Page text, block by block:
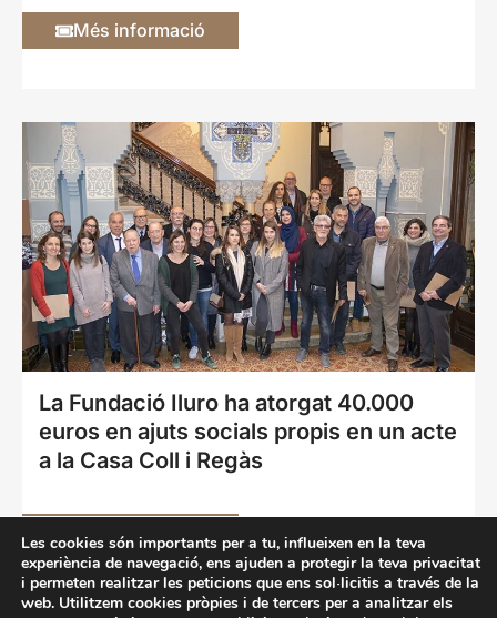
Més informació
La Fundació Iluro ha atorgat 40.000
euros en ajuts socials propis en un acte
a la Casa Coll i Regàs
Més informació
Les cookies són importants per a tu, influeixen en la teva
experiència de navegació, ens ajuden a protegir la teva privacitat
i permeten realitzar les peticions que ens sol·licitis a través de la
web. Utilitzem cookies pròpies i de tercers per a analitzar els